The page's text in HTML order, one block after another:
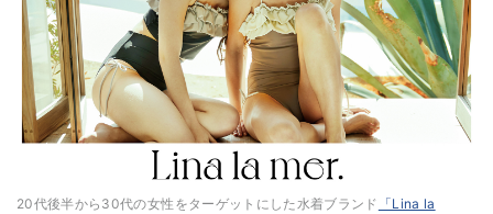
20代後半から30代の女性をターゲットにした水着ブランド 「Lina la